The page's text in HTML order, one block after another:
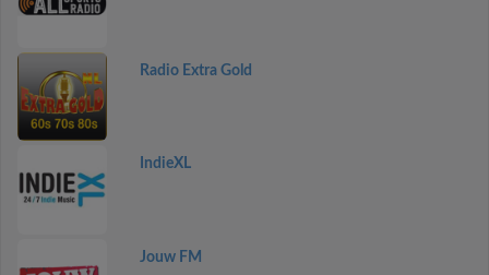
Radio Extra Gold
IndieXL
Jouw FM